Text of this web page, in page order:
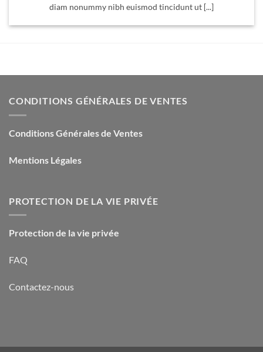
diam nonummy nibh euismod tincidunt ut [...]
CONDITIONS GÉNÉRALES DE VENTES
Conditions Générales de Ventes
Mentions Légales
PROTECTION DE LA VIE PRIVÉE
Protection de la vie privée
FAQ
Contactez-nous